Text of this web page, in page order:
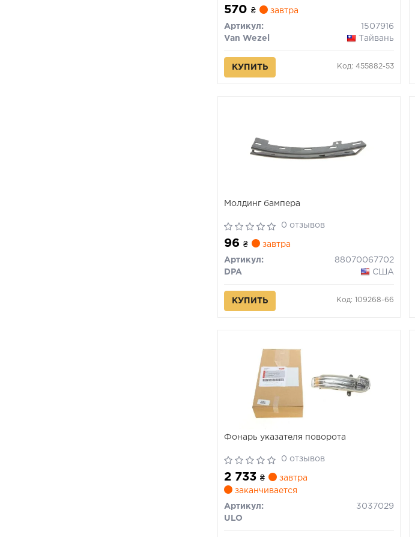
570 ₴ завтра
Артикул:
1507916
Van Wezel
Тайвань
КУПИТЬ Код: 455882-53
Молдинг бампера
0 отзывов
96 ₴ завтра
Артикул:
88070067702
DPA
США
КУПИТЬ Код: 109268-66
Фонарь указателя поворота
0 отзывов
2 733 ₴
завтра
заканчивается
Артикул:
3037029
ULO